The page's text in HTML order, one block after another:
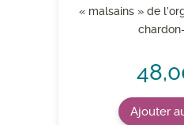
« malsains » de
Ajouter